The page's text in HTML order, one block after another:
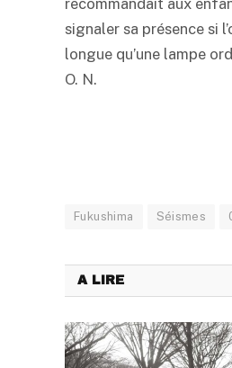
recommandait aux
signaler sa présence si
longue qu’une lampe
O. N.
Fukushima Séismes
A LIRE